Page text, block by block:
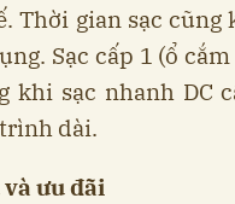
Thời gian sạc
Sạc cấp 1 (ổ
khi sạc nhanh DC
dài.
ưu đãi